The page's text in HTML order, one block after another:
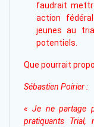
faudrait
action
jeunes au
potentiels.
Que pourrait
Sébastien Poirier :
« Je ne partage
pratiquants Trial,